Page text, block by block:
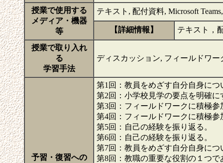
授業で使用する
メディア・機器
等
テキスト, 配付資料, Microsoft
【詳細情報】 テキスト，
授業で取り入れ
る
学習手法
ディスカッション, フィールドワ
予習・復習への
第1回：教員をめざす自分自身につ
第2回：小学校見学の要点を明確に
第3回：フィールドワークに積極参
第4回：フィールドワークに積極参
第5回：自己の経験を振り返る。
第6回：自己の経験を振り返る。
第7回：教員をめざす自分自身につ
第8回：教職の重要な役割の１つ